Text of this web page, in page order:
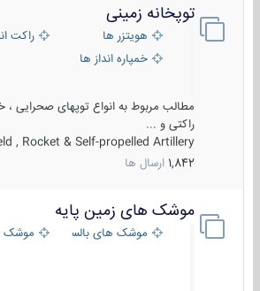
توپخانه زمینی
هویتزر ها
راکت
خمپاره انداز ها
مطالب مربوط به انواع توپهای صحرایی ،
راکتی و ...
, Rocket & Self-propelled Artillery ...
1,842 ارسال ها
موشک های زمین پایه
موشک های بالستیک موشک